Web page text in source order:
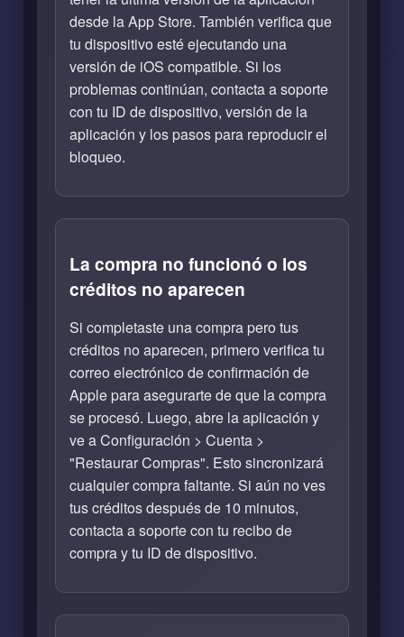
desde la App Store. También verifica que
tu dispositivo esté ejecutando una
versión de iOS compatible. Si los
problemas continúan, contacta a soporte
con tu ID de dispositivo, versión de la
aplicación y los pasos para reproducir el
bloqueo.
La compra no funcionó o los
créditos no aparecen
Si completaste una compra pero tus
créditos no aparecen, primero verifica tu
correo electrónico de confirmación de
Apple para asegurarte de que la compra
se procesó. Luego, abre la aplicación y
ve a Configuración > Cuenta >
"Restaurar Compras". Esto sincronizará
cualquier compra faltante. Si aún no ves
tus créditos después de 10 minutos,
contacta a soporte con tu recibo de
compra y tu ID de dispositivo.